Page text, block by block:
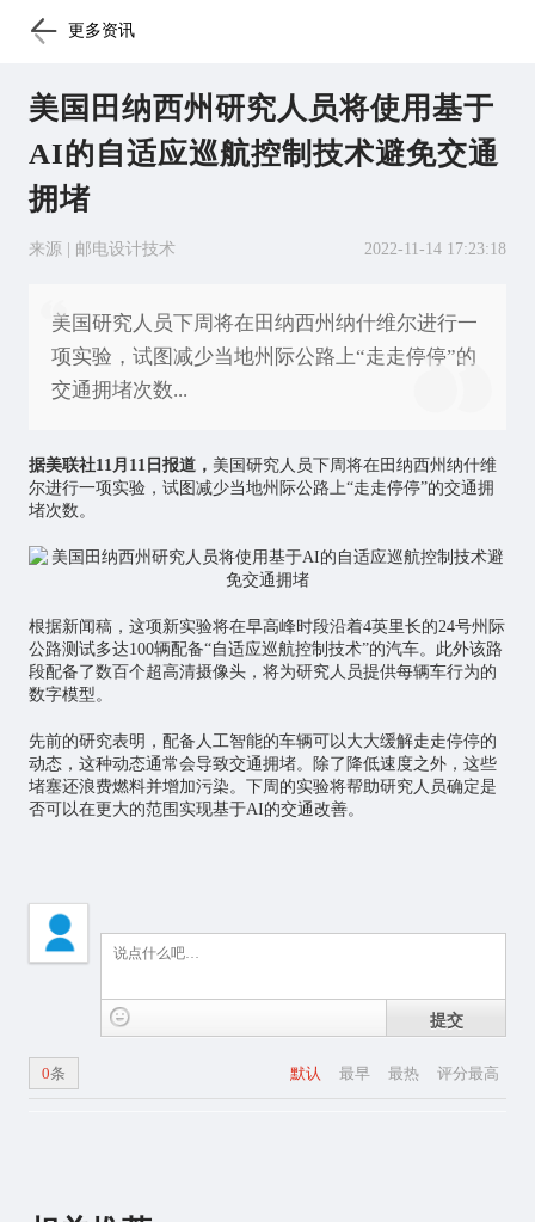
更多资讯
美国田纳西州研究人员将使用基于
AI的自适应巡航控制技术避免交通
拥堵
来源 | 邮电设计技术 2022-11-14 17:23:18
美国研究人员下周将在田纳西州纳什维尔进行一
项实验，试图减少当地州际公路上“走走停停”的
交通拥堵次数...
据美联社11月11日报道， 美国研究人员下周将在田纳西州纳什维
尔进行一项实验，试图减少当地州际公路上“走走停停”的交通拥
堵次数。
根据新闻稿，这项新实验将在早高峰时段沿着4英里长的24号州际
公路测试多达100辆配备“自适应巡航控制技术”的汽车。此外该路
段配备了数百个超高清摄像头，将为研究人员提供每辆车行为的
数字模型。
先前的研究表明，配备 人工智能的车辆可以大大缓解走走停停的
动态，这种动态通常会导致交通拥堵。除了降低速度之外，这些
堵塞还浪费燃料并增加污染。下周的实验将帮助研究人员确定是
否可以在更大的范围实现基于AI的交通改善。
提交
默认 最早 最热 评分最高
0条